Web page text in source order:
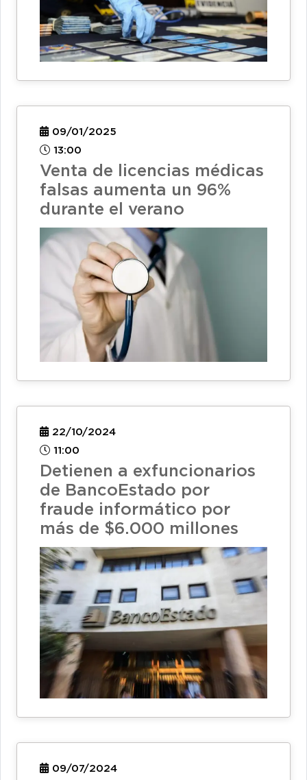
09/01/2025
13:00
Venta de licencias médicas
falsas aumenta un 96%
durante el verano
22/10/2024
11:00
Detienen a exfuncionarios
de BancoEstado por
fraude informático por
más de $6.000 millones
09/07/2024